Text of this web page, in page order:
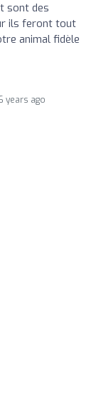
sont des
ils feront tout
animal fidèle
years ago